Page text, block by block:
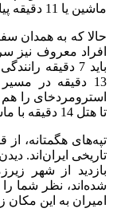
ماشین یا 11 دقیقه پیاده‌روی است.
حالا که به همدان
افراد معروف نیز
باید 7 دقیقه
13 دقیقه در
استرومردخای را
تا هتل 14 دقیقه با ماشین است.
تپه‌های هگمتانه،
تاریخی ایران‌اند.
بازدید از شهر
شده‌اند، نظر شما
امیران به این مکان زیبا بروید،